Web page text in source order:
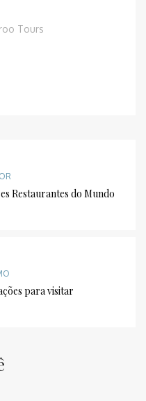
Tours
Restaurantes do Mundo
para visitar